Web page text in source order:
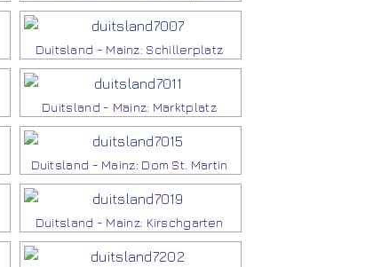
Duitsland - Mainz: Schillerplatz
Duitsland - Mainz: Marktplatz
Duitsland - Mainz: Dom St. Martin
Duitsland - Mainz: Kirschgarten